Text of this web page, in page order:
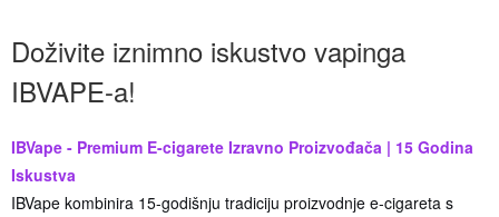
Doživite iznimno iskustvo vapinga
IBVAPE-a!
IBVape - Premium E-cigarete Izravno Proizvođača | 15 Godina
Iskustva
IBVape kombinira 15-godišnju tradiciju proizvodnje e-cigareta s